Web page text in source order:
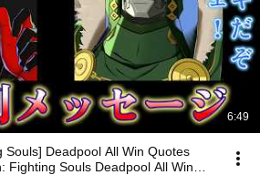
6:49
Souls] Deadpool All Win Quotes
Fighting Souls Deadpool All Win